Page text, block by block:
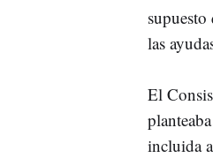
supuesto
las
El
incluida